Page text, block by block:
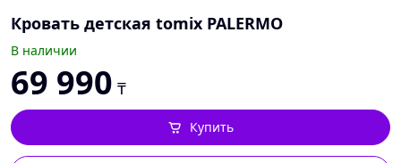
Кровать детская tomix PALERMO
В наличии
69 990 ₸
Купить